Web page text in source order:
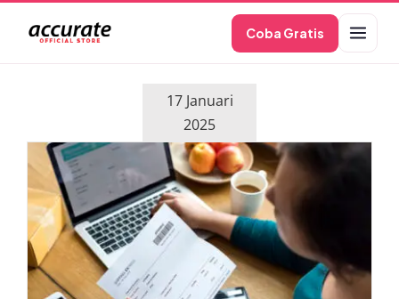
content
Coba Gratis
17 Januari
2025